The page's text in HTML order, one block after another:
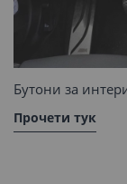
Бутони за
Прочети тук